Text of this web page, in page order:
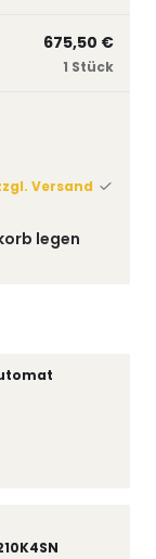
675,50 €
1 Stück
Versand
legen